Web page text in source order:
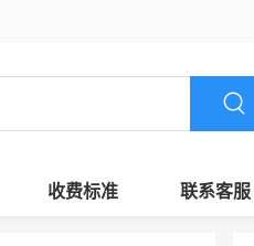
收费标准 联系客服